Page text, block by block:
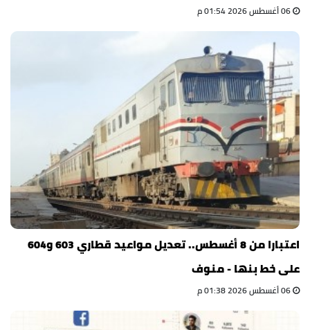
اعتبارا من 8 أغسطس.. تعديل مواعيد قطاري 603 و604
على خط بنها - منوف